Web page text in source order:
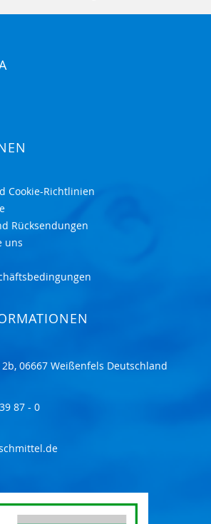
Cookie-Richtlinien
Rücksendungen
uns
06667 Weißenfels Deutschland
87 - 0